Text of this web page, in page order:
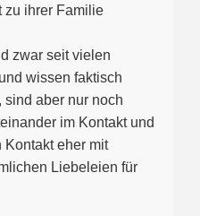
zu ihrer Familie
zwar seit vielen
wissen faktisch
aber nur noch
im Kontakt und
eher mit
Liebeleien für